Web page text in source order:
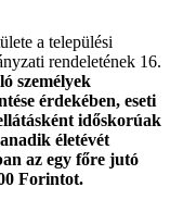
a települési
rendeletének 16.
személyek
érdekében, eseti
időskorúak
életévét
az egy főre jutó
Forintot.